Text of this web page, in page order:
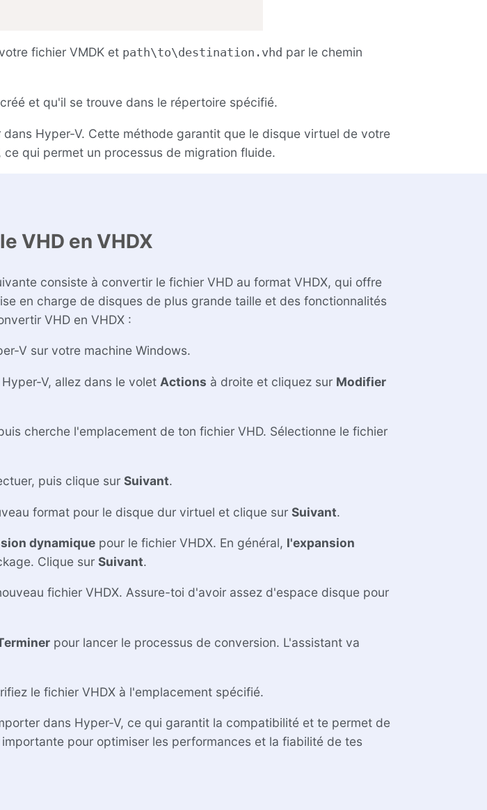
fichier VMDK et path\to\destination.vhd par le chemin
et qu'il se trouve dans le répertoire spécifié.
Hyper-V. Cette méthode garantit que le disque virtuel de votre
qui permet un processus de migration fluide.
VHD en VHDX
consiste à convertir le fichier VHD au format VHDX, qui offre
en charge de disques de plus grande taille et des fonctionnalités
VHD en VHDX :
V sur votre machine Windows.
V, allez dans le volet Actions à droite et cliquez sur Modifier
cherche l'emplacement de ton fichier VHD. Sélectionne le fichier
puis clique sur Suivant.
format pour le disque dur virtuel et clique sur Suivant.
dynamique pour le fichier VHDX. En général, l'expansion
Clique sur Suivant.
fichier VHDX. Assure-toi d'avoir assez d'espace disque pour
pour lancer le processus de conversion. L'assistant va
le fichier VHDX à l'emplacement spécifié.
dans Hyper-V, ce qui garantit la compatibilité et te permet de
pour optimiser les performances et la fiabilité de tes